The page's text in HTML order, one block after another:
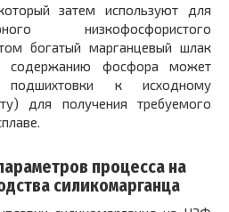
затем используют для
низкофосфористого
богатый марганцевый шлак
содержанию фосфора может
подшихтовки к исходному
для получения требуемого
процесса на
силикомарганца